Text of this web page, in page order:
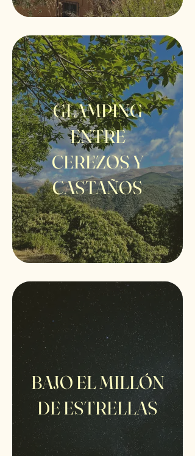
GLAMPING
ENTRE
CEREZOS Y
CASTAÑOS
BAJO EL MILLÓN
DE ESTRELLAS